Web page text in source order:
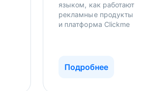
языком, как работают
рекламные продукты
и платформа Clickme
Подробнее